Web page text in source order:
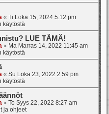
« Ti Loka 15, 2024 5:12 pm
käytöstä
LUE TÄMÄ!
« Ma Marras 14, 2022 11:45 am
käytöstä
« Su Loka 23, 2022 2:59 pm
käytöstä
« To Syys 22, 2022 8:27 am
ja ohjeet